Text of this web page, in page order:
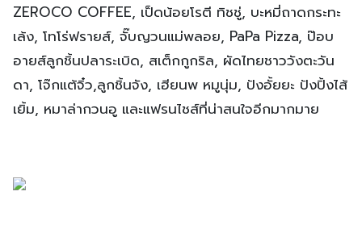
ZEROCO COFFEE, เป็ดน้อยโรตี ทิชชู่, บะหมี่ถาดกระทะ
เล้ง, โทโร่ฟรายส์, จั๊บญวนแม่พลอย, PaPa Pizza, ป๊อบ
อายส์ลูกชิ้นปลาระเบิด, สเต็กกูกริล, ผัดไทยชาววังตะวัน
ดา, โจ๊กแต้จิ๋ว,ลูกชิ้นจัง, เฮียนพ หมูนุ่ม, ปังอั้ยยะ ปังปิ้งไส้
เยิ้ม, หมาล่ากวนอู และแฟรนไชส์ที่น่าสนใจอีกมากมาย